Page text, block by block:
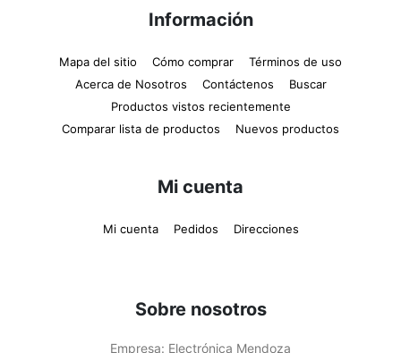
Información
Mapa del sitio Cómo comprar
Términos de uso
Acerca de Nosotros
Contáctenos
Buscar
Productos vistos recientemente
Comparar lista de productos
Nuevos productos
Mi cuenta
Mi cuenta Pedidos Direcciones
Sobre nosotros
Empresa: Electrónica Mendoza